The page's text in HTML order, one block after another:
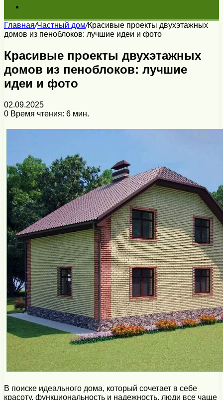
Главная/Частный дом/Красивые проекты двухэтажных
домов из пеноблоков: лучшие идеи и фото
Красивые проекты двухэтажных
домов из пеноблоков: лучшие
идеи и фото
02.09.2025
0 Время чтения: 6 мин.
В поиске идеального дома, который сочетает в себе
красоту, функциональность и надежность, люди все чаще